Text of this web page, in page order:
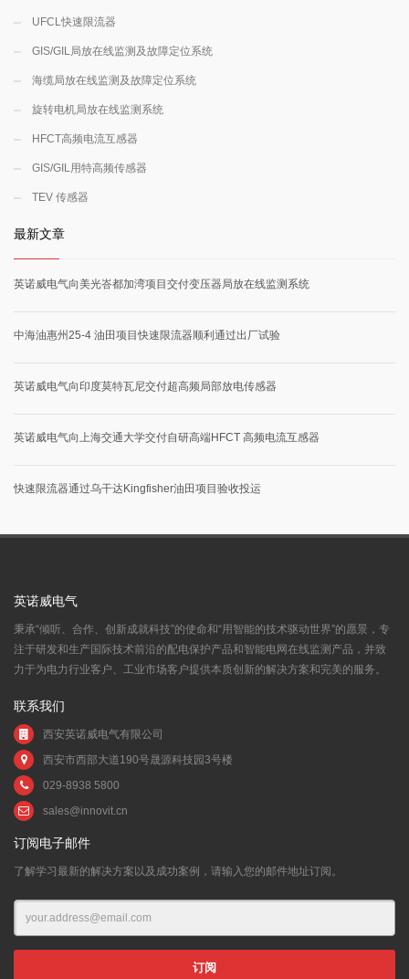
UFCL快速限流器
GIS/GIL局放在线监测及故障定位系统
海缆局放在线监测及故障定位系统
旋转电机局放在线监测系统
HFCT高频电流互感器
GIS/GIL用特高频传感器
TEV 传感器
最新文章
英诺威电气向美光峇都加湾项目交付变压器局放在线监测系统
中海油惠州25-4 油田项目快速限流器顺利通过出厂试验
英诺威电气向印度莫特瓦尼交付超高频局部放电传感器
英诺威电气向上海交通大学交付自研高端HFCT 高频电流互感器
快速限流器通过乌干达Kingfisher油田项目验收投运
英诺威电气
秉承“倾听、合作、创新成就科技”的使命和“用智能的技术驱动世界”的愿景，专
注于研发和生产国际技术前沿的配电保护产品和智能电网在线监测产品，并致
力于为电力行业客户、工业市场客户提供本质创新的解决方案和完美的服务。
联系我们
西安英诺威电气有限公司
西安市西部大道190号晟源科技园3号楼
029-8938 5800
sales@innovit.cn
订阅电子邮件
了解学习最新的解决方案以及成功案例，请输入您的邮件地址订阅。